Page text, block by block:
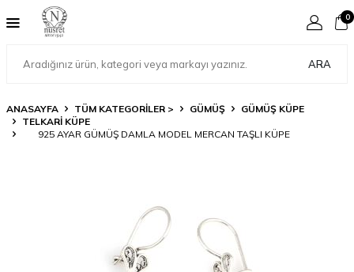
ARA
0
ANASAYFA TÜM KATEGORİLER > GÜMÜŞ
GÜMÜŞ KÜPE
TELKARI KÜPE
925 AYAR GÜMÜŞ DAMLA MODEL MERCAN TAŞLI KÜPE